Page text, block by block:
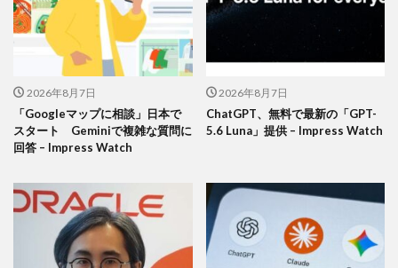
2026年8月7日
「Googleマップに相談」日本で
スタート Geminiで複雑な質問に
回答 – Impress Watch
2026年8月7日
ChatGPT、無料で最新の「GPT-
5.6 Luna」提供 – Impress Watch